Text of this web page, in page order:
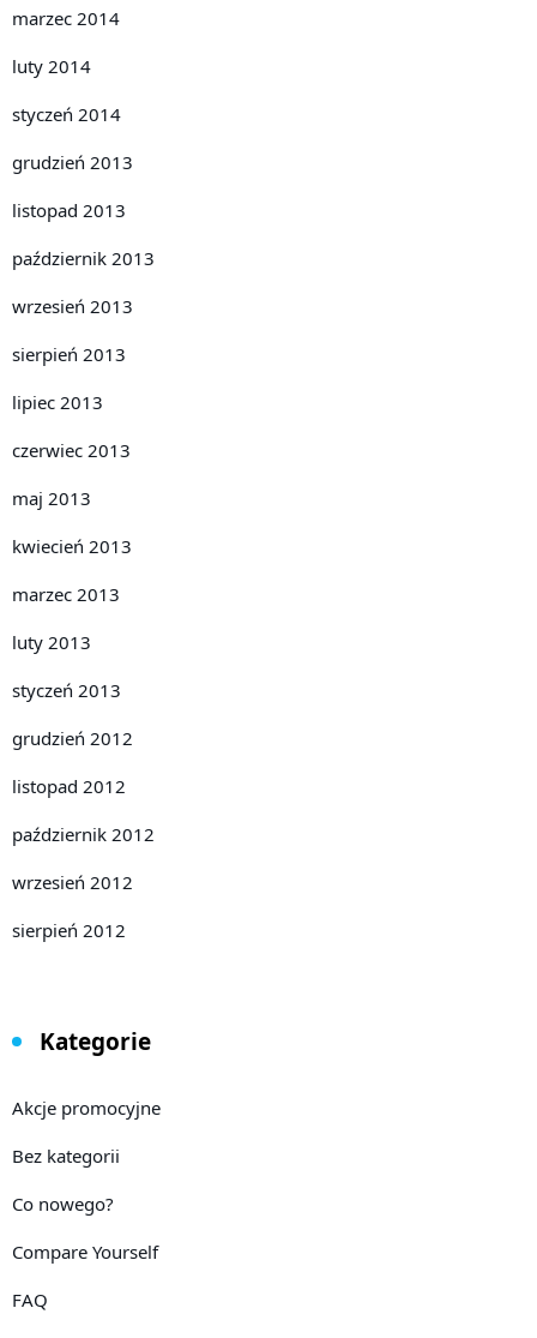
marzec 2014
luty 2014
styczeń 2014
grudzień 2013
listopad 2013
październik 2013
wrzesień 2013
sierpień 2013
lipiec 2013
czerwiec 2013
maj 2013
kwiecień 2013
marzec 2013
luty 2013
styczeń 2013
grudzień 2012
listopad 2012
październik 2012
wrzesień 2012
sierpień 2012
Kategorie
Akcje promocyjne
Bez kategorii
Co nowego?
Compare Yourself
FAQ